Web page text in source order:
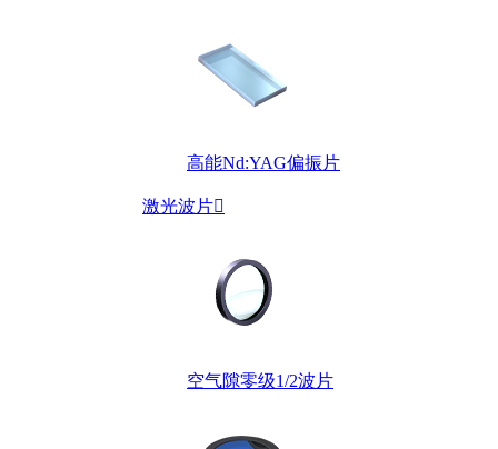
高能Nd:YAG偏振片
激光波片
空气隙零级1/2波片